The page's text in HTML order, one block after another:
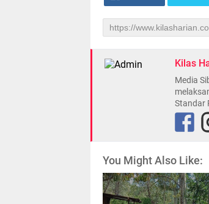
Kilas
Media
Standar
You Might Also Like: